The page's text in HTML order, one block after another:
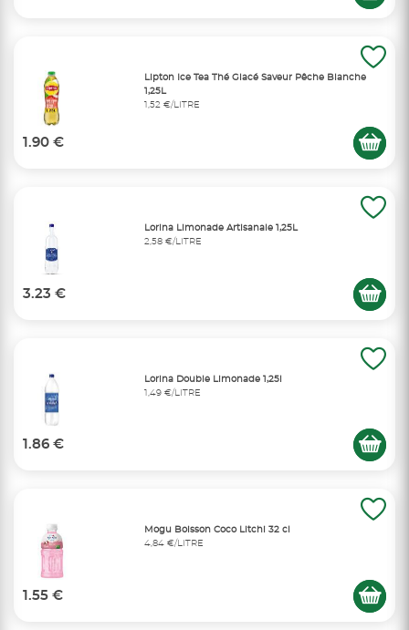
Lipton Ice Tea Thé Glacé Saveur Pêche Blanche
1,25L
1,52 €/LITRE
1.90 €
Lorina Limonade Artisanale 1,25L
2,58 €/LITRE
3.23 €
Lorina Double Limonade 1,25l
1,49 €/LITRE
1.86 €
Mogu Boisson Coco Litchi 32 cl
4,84 €/LITRE
1.55 €